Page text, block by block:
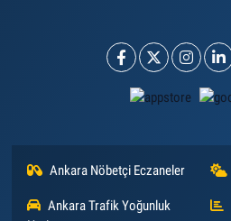
Ankara Nöbetçi Eczaneler
Ankara Trafik Yoğunluk